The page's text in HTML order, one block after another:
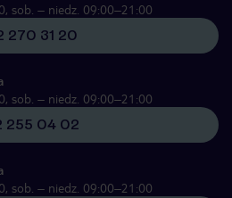
sob. – niedz. 09:00–21:00
270 31 20
sob. – niedz. 09:00–21:00
255 04 02
sob. – niedz. 09:00–21:00